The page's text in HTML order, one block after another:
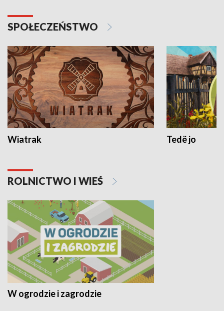
SPOŁECZEŃSTWO
Wiatrak Tedë jo
ROLNICTWO I WIEŚ
W ogrodzie i zagrodzie